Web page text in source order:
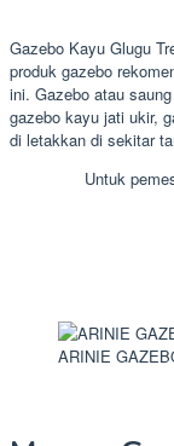
Gazebo Kayu Glugu
produk gazebo
ini. Gazebo atau
gazebo kayu jati ukir,
di letakkan di sekitar
Untuk
ARINIE